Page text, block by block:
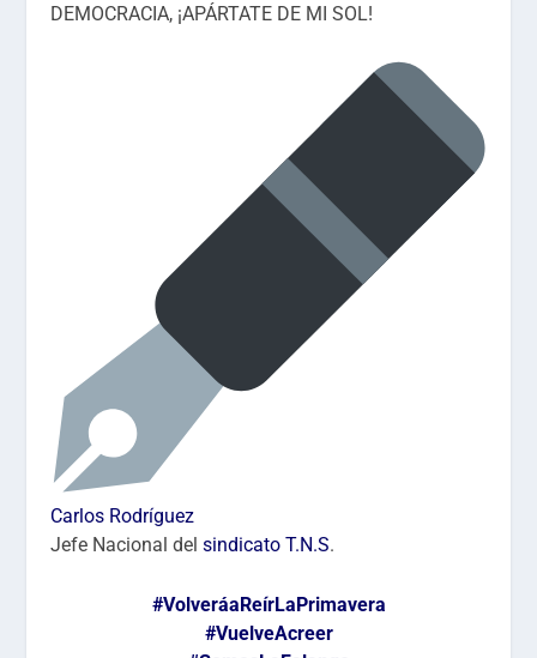
DEMOCRACIA, ¡APÁRTATE DE MI SOL!
Carlos Rodríguez
Jefe Nacional delsindicato T.N.S.
#VolveráaReírLaPrimavera
#VuelveAcreer